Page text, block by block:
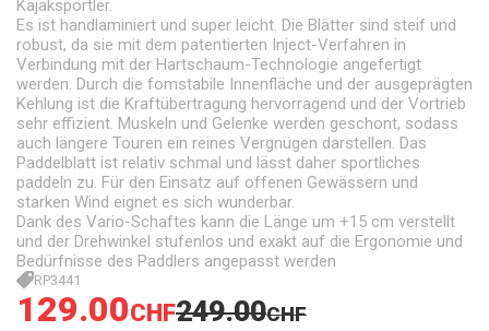
Kajaksportler.
Es ist handlaminiert und super leicht. Die Blätter sind steif und
robust, da sie mit dem patentierten Inject-Verfahren in
Verbindung mit der Hartschaum-Technologie angefertigt
werden. Durch die fomstabile Innenfläche und der ausgeprägten
Kehlung ist die Kraftübertragung hervorragend und der Vortrieb
sehr effizient. Muskeln und Gelenke werden geschont, sodass
auch längere Touren ein reines Vergnügen darstellen. Das
Paddelblatt ist relativ schmal und lässt daher sportliches
paddeln zu. Für den Einsatz auf offenen Gewässern und
starken Wind eignet es sich wunderbar.
Dank des Vario-Schaftes kann die Länge um +15 cm verstellt
und der Drehwinkel stufenlos und exakt auf die Ergonomie und
Bedürfnisse des Paddlers angepasst werden
RP3441
129.00CHF249.00CHF